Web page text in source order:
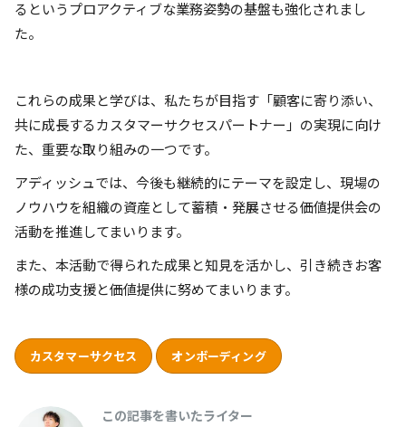
るというプロアクティブな業務姿勢の基盤も強化されまし
た。
これらの成果と学びは、私たちが目指す「顧客に寄り添い、
共に成長するカスタマーサクセスパートナー」の実現に向け
た、重要な取り組みの一つです。
アディッシュでは、今後も継続的にテーマを設定し、現場の
ノウハウを組織の資産として蓄積・発展させる価値提供会の
活動を推進してまいります。
また、本活動で得られた成果と知見を活かし、引き続きお客
様の成功支援と価値提供に努めてまいります。
カスタマーサクセス オンボーディング
この記事を書いたライター